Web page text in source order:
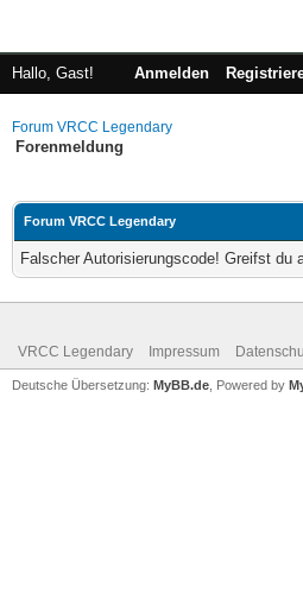
Hallo, Gast! Anmelden
Forum VRCC Legendary
Forenmeldung
Forum VRCC Legendary
Falscher Autorisierungscode! Greifst
VRCC Legendary Impressum
Deutsche Übersetzung: MyBB.de , Powered by